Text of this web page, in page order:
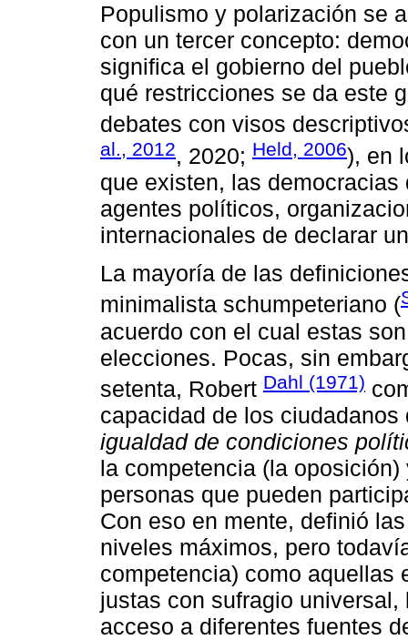
Populismo y polarización se
con un tercer concepto:
significa el gobierno del
qué restricciones se da este
debates con visos
al., 2012, 2020; Held, 2006), en
que existen, las
agentes políticos,
internacionales de declarar
La mayoría de las
minimalista schumpeteriano (
acuerdo con el cual estas
elecciones. Pocas, sin
setenta, Robert Dahl (1971)
capacidad de los
igualdad de condiciones
la competencia (la
personas que pueden
Con eso en mente, definió
niveles máximos, pero
competencia) como aquellas
justas con sufragio
acceso a diferentes fuentes